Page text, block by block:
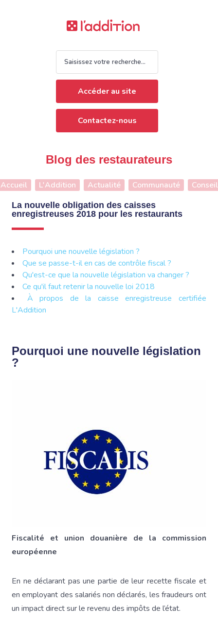
Accéder au site
Contactez-nous
Blog des restaurateurs
Accueil L'Addition Actualité Communauté Conseil
La nouvelle obligation des caisses
enregistreuses 2018 pour les restaurants
Pourquoi une nouvelle législation ?
Que se passe-t-il en cas de contrôle fiscal ?
Qu'est-ce que la nouvelle législation va changer ?
Ce qu'il faut retenir la nouvelle loi 2018
À propos de la caisse enregistreuse certifiée
L'Addition
Pourquoi une nouvelle législation
?
Fiscalité et union douanière de la commission
européenne
En ne déclarant pas une partie de leur recette fiscale et
en employant des salariés non déclarés, les fraudeurs ont
un impact direct sur le revenu des impôts de l’état.